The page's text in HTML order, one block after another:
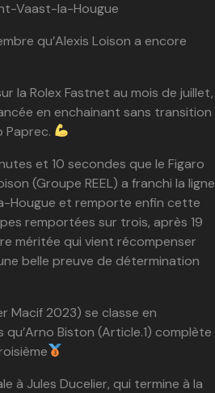
Vaast-la-Hougue
qu’Alexis Loison a encore
la Rolex Fastnet au mois de juillet,
en enchainant sans transition
Paprec.
et 10 secondes que le Figaro
(Groupe REEL) a franchi la ligne
Hougue et remporte enfin cette
remportées sur trois, après 19
méritée qui vient récompenser
belle preuve de détermination
Macif 2023) se classe en
Biston (Article.1) complète
à Jules Ducelier, qui termine à la